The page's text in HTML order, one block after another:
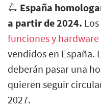
🛴 España
a partir de 2024.
funciones y
vendidos en España.
deberán pasar una
quieren seguir
2027.